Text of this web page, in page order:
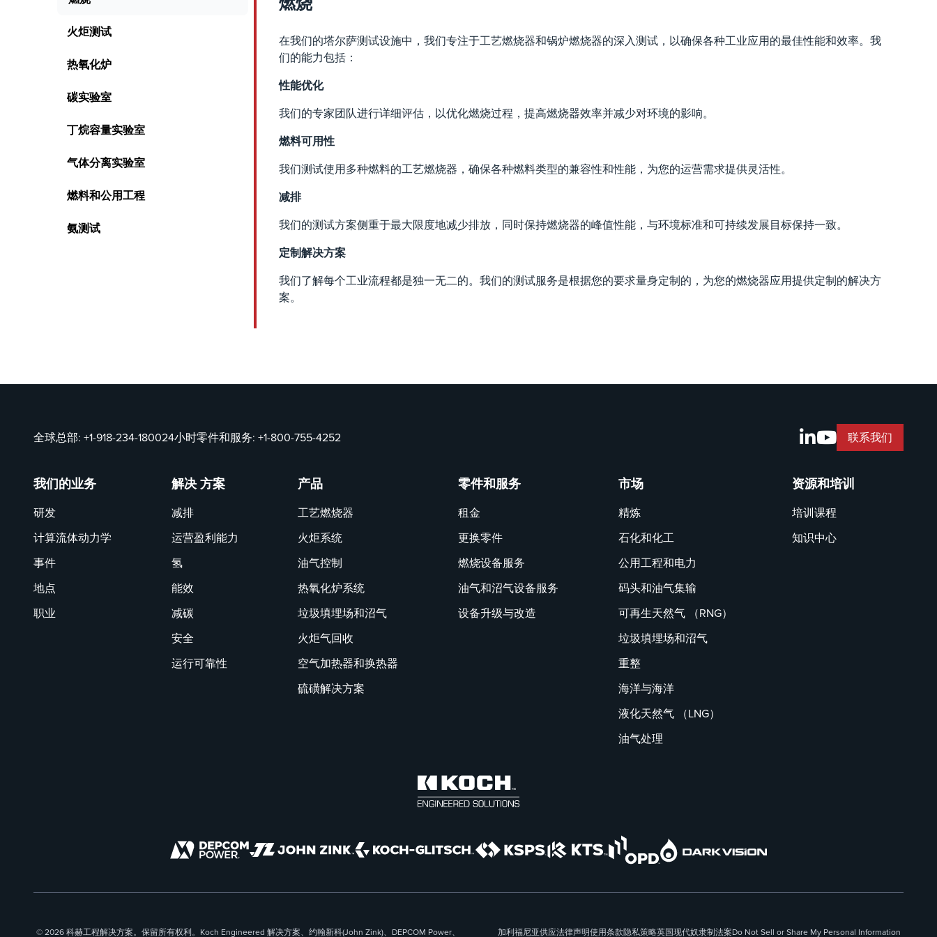
火炬测试
热氧化炉
碳实验室
丁烷容量实验室
气体分离实验室
燃料和公用工程
氨测试
在我们的塔尔萨测试设施中，我们专注于工艺燃烧器和锅炉燃烧器的深入测试，以确保各种工业应用的最佳性能和效率。我
们的能力包括：
性能优化
我们的专家团队进行详细评估，以优化燃烧过程，提高燃烧器效率并减少对环境的影响。
燃料可用性
我们测试使用多种燃料的工艺燃烧器，确保各种燃料类型的兼容性和性能，为您的运营需求提供灵活性。
减排
我们的测试方案侧重于最大限度地减少排放，同时保持燃烧器的峰值性能，与环境标准和可持续发展目标保持一致。
定制解决方案
我们了解每个工业流程都是独一无二的。我们的测试服务是根据您的要求量身定制的，为您的燃烧器应用提供定制的解决方
案。
全球总部: +1-918-234-180024小时零件和服务: +1-800-755-4252 联系我们
我们的业务
研发
计算流体动力学
事件
地点
职业
解决 方案
减排
运营盈利能力
氢
能效
减碳
安全
运行可靠性
产品
工艺燃烧器
火炬系统
油气控制
热氧化炉系统
垃圾填埋场和沼气
火炬气回收
空气加热器和换热器
硫磺解决方案
零件和服务
租金
更换零件
燃烧设备服务
油气和沼气设备服务
设备升级与改造
市场
精炼
石化和化工
公用工程和电力
码头和油气集输
可再生天然气 （RNG）
垃圾填埋场和沼气
重整
海洋与海洋
液化天然气 （LNG）
油气处理
资源和培训
培训课程
知识中心
© 2026 科赫工程解决方案。保留所有权利。Koch Engineered 解决方案、约翰新科(John Zink)、DEPCOM Power、 加利福尼亚供应法律声明使用条款隐私策略英国现代奴隶制法案Do Not Sell or Share My Personal Information